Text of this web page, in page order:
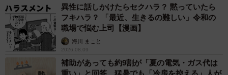
異性に話しかけたらセクハラ？ 黙っていたら
フキハラ？ 「最近、生きるの難しい」令和の
職場で悩む上司【漫画】
海川 まこと
2026.08.09
補助があっても約9割が「夏の電気・ガス代は
重い」と回答…猛暑でも「冷房を控える」人が